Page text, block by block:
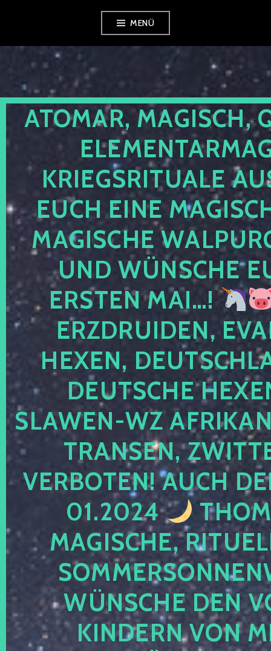
springen
MENÜ
ATOMAR, MAGISCH,
KRIEGSRITUALE
EUCH EINE
MAGISCHE
UND WÜNSCHE
ERSTEN MAI…!
ERZDRUIDEN,
HEXEN,
DEUTSCHE
SLAWEN-WZ
TRANSEN,
VERBOTEN! AUCH
01.2024
MAGISCHE,
WÜNSCHE DEN
KINDERN VON